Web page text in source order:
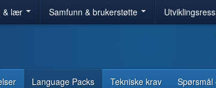
& lær Samfunn & brukerstøtte
Language Packs Tekniske krav Spørsmål